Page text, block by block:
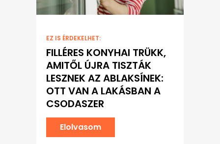
EZ IS ÉRDEKELHET:
FILLÉRES KONYHAI TRÜKK,
AMITŐL ÚJRA TISZTÁK
LESZNEK AZ ABLAKSÍNEK:
OTT VAN A LAKÁSBAN A
CSODASZER
Elolvasom